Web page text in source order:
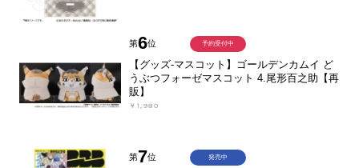
第6位
【グッズ-マスコット】ゴールデンカムイ ど
うぶつフォーゼマスコット 4.尾形百之助【再
販】
￥1,980
予約受付中
第7位 発売中